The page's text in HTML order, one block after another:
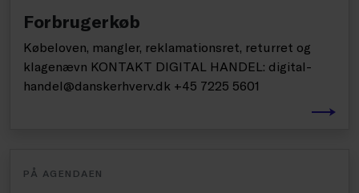
Forbrugerkøb
Købeloven, mangler, reklamationsret, returret og
klagenævn KONTAKT DIGITAL HANDEL: digital-
handel@danskerhverv.dk +45 7225 5601
PÅ AGENDAEN